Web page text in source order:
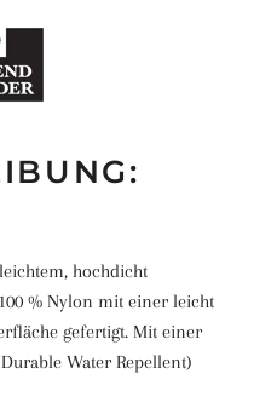
hochdicht
% Nylon mit einer leicht
gefertigt. Mit einer
Water Repellent)